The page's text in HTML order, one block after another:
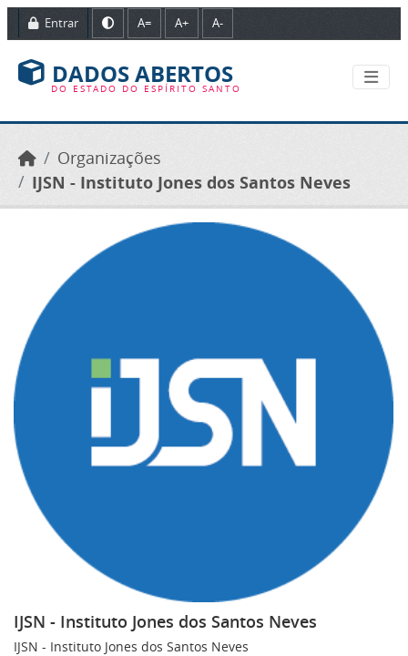
Ir para o conteúdo principal
Entrar A= A+ A-
DADOS ABERTOS
DO ESTADO DO ESPÍRITO SANTO
Organizações
IJSN - Instituto Jones dos Santos Neves
IJSN - Instituto Jones dos Santos Neves
IJSN - Instituto Jones dos Santos Neves